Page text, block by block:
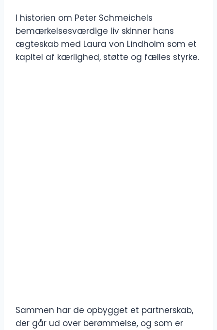
I historien om Peter Schmeichels
bemærkelsesværdige liv skinner hans
ægteskab med Laura von Lindholm som et
kapitel af kærlighed, støtte og fælles styrke.
Sammen har de opbygget et partnerskab,
der går ud over berømmelse, og som er